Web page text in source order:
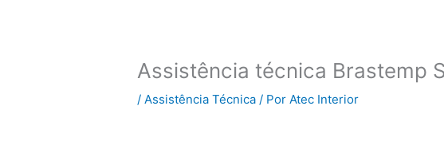
Assistência técnica Brastemp
/Assistência Técnica / PorAtec Interior